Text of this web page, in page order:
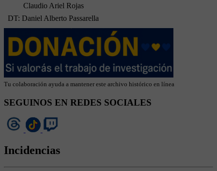
Claudio Ariel Rojas
DT: Daniel Alberto Passarella
Tu colaboración ayuda a mantener este archivo histórico en línea
SEGUINOS EN REDES SOCIALES
Incidencias